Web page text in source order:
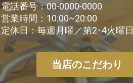
電話番号：00-0000-0000
営業時間：10:00~20:00
定休日：毎週月曜／第2･4火曜日
当店のこだわり